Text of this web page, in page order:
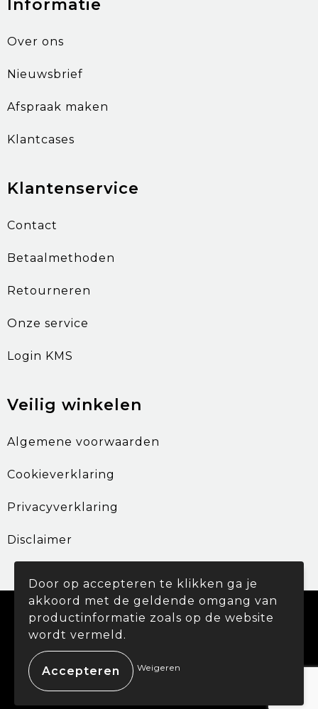
Informatie
Over ons
Nieuwsbrief
Afspraak maken
Klantcases
Klantenservice
Contact
Betaalmethoden
Retourneren
Onze service
Login KMS
Veilig winkelen
Algemene voorwaarden
Cookieverklaring
Privacyverklaring
Disclaimer
© Copyright Promohouse 2024
Door op accepteren te klikken ga je
akkoord met de geldende omgang van
productinformatie zoals op de website
wordt vermeld.
Weigeren